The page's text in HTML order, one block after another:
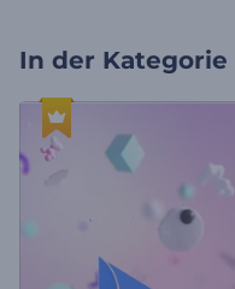
In der Kategorie